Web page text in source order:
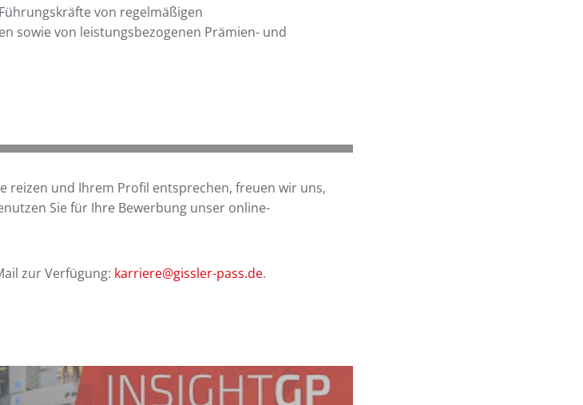
von regelmäßigen
sowie von leistungsbezogenen Prämien- und
reizen und Ihrem Profil entsprechen, freuen wir uns,
Sie für Ihre Bewerbung unser online-
zur Verfügung: karriere@gissler-pass.de.